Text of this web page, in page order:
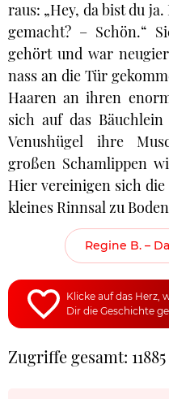
raus: „Hey, da bist du
gemacht? – Schön.“
gehört und war
nass an die Tür
Haaren an ihren
sich auf das
Venushügel ihre
großen Schamlippen
Hier vereinigen sich
kleines Rinnsal zu
Regine B. –
Klicke auf das Herz,
Dir die Geschichte
Zugriffe gesamt: 11885